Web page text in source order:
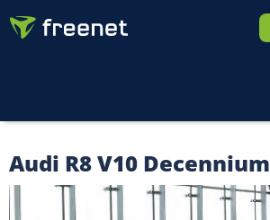
Audi R8 V10 Decennium